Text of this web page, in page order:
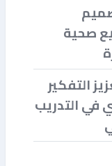
صحية
التفكير
في التدريب